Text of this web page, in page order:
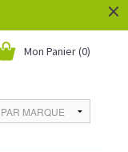
×
Mon Panier (0)